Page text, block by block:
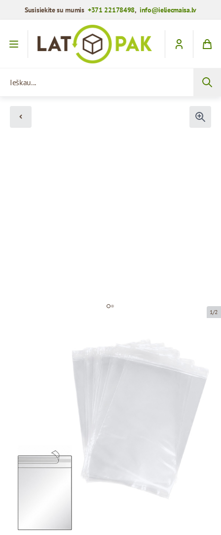
Susisiekite su mumis+371 22178498, info@ieliecmaisa.lv
1/2
Polipropileniniai maišeliai su lipniu
102157
Prekę galima atsiimti atsiėmimo punkte.